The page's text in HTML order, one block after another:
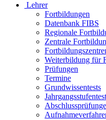
Lehrer
Fortbildungen
Datenbank FIBS
Regionale
Zentrale
Weiterbildung für
Prüfungen
Termine
Grundwissentests